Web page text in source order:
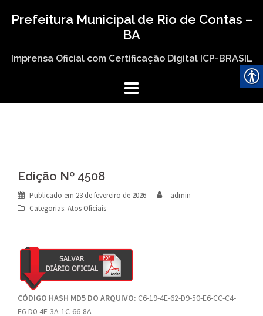
Prefeitura Municipal de Rio de Contas –
BA
Imprensa Oficial com Certificação Digital ICP-BRASIL
Edição Nº 4508
Publicado em 23 de fevereiro de 2026
admin
Categorias: Atos Oficiais
CÓDIGO HASH MD5 DO ARQUIVO: C6-19-4E-62-D9-50-E6-CC-C4-
F6-D0-4F-3A-1C-66-8A